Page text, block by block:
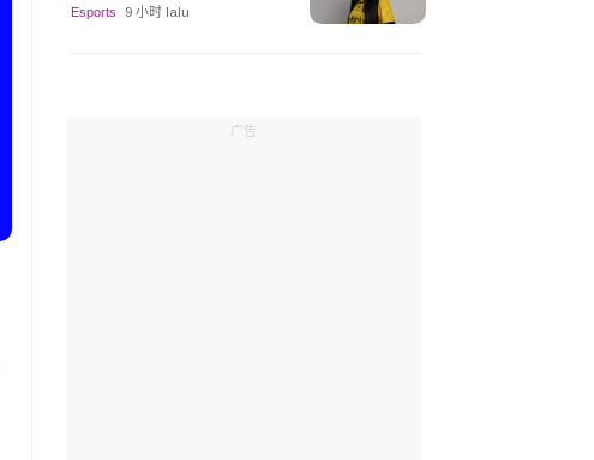
Esports 9 小时 lalu
广告